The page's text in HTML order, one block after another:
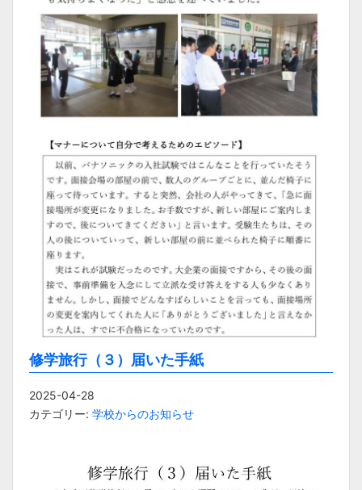
修学旅行（３）届いた手紙
2025-04-28
カテゴリー: 学校からのお知らせ